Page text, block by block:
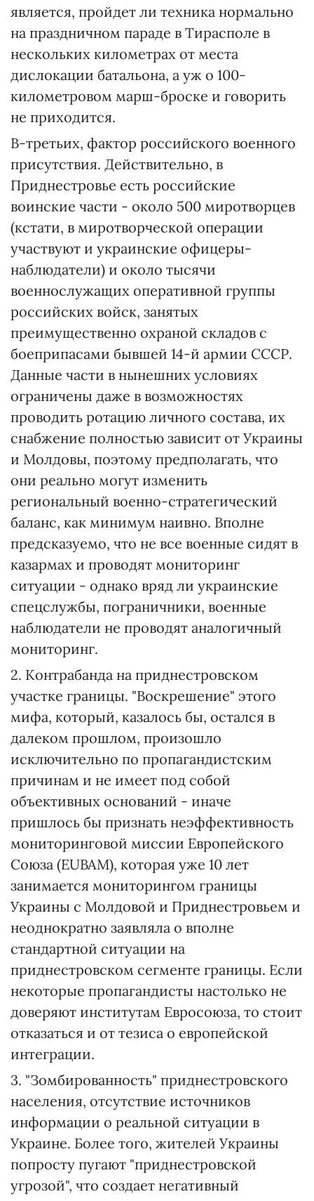
является, пройдет ли техника нормально
на праздничном параде в Тирасполе в
нескольких километрах от места
дислокации батальона, а уж о 100-
километровом марш-броске и говорить
не приходится.
В-третьих, фактор российского военного
присутствия. Действительно, в
Приднестровье есть российские
воинские части - около 500 миротворцев
(кстати, в миротворческой операции
участвуют и украинские офицеры-
наблюдатели) и около тысячи
военнослужащих оперативной группы
российских войск, занятых
преимущественно охраной складов с
боеприпасами бывшей 14-й армии СССР.
Данные части в нынешних условиях
ограничены даже в возможностях
проводить ротацию личного состава, их
снабжение полностью зависит от Украины
и Молдовы, поэтому предполагать, что
они реально могут изменить
региональный военно-стратегический
баланс, как минимум наивно. Вполне
предсказуемо, что не все военные сидят в
казармах и проводят мониторинг
ситуации - однако вряд ли украинские
спецслужбы, пограничники, военные
наблюдатели не проводят аналогичный
мониторинг.
2. Контрабанда на приднестровском
участке границы. "Воскрешение" этого
мифа, который, казалось бы, остался в
далеком прошлом, произошло
исключительно по пропагандистским
причинам и не имеет под собой
объективных оснований - иначе
пришлось бы признать неэффективность
мониторинговой миссии Европейского
Союза (EUBAM), которая уже 10 лет
занимается мониторингом границы
Украины с Молдовой и Приднестровьем и
неоднократно заявляла о вполне
стандартной ситуации на
приднестровском сегменте границы. Если
некоторые пропагандисты настолько не
доверяют институтам Евросоюза, то стоит
отказаться и от тезиса о европейской
интеграции.
3. "Зомбированность" приднестровского
населения, отсутствие источников
информации о реальной ситуации в
Украине. Более того, жителей Украины
попросту пугают "приднестровской
угрозой", что создает негативный